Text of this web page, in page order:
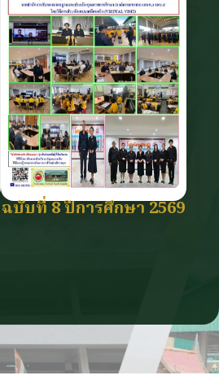
ฉบับที่ 8 ปีการศึกษา 2569